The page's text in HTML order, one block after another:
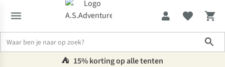
⛺️ 15% korting op alle tenten